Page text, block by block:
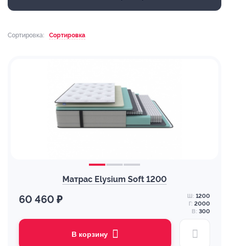
Сортировка: Сортировка
Матрас Elysium Soft 1200
60 460 ₽ Ш: 1200
Г: 2000
В: 300
В корзину